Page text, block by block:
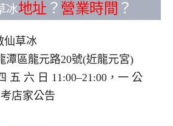
冰地址 ？ 營業時間 ？
仙草冰
潭區龍元路20號(近龍元宮)
五 六 日 11:00–21:00，一 公
店家公告